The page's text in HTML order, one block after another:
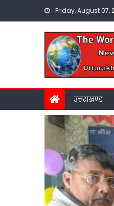
Friday, August 07,
उत्तराखण्ड